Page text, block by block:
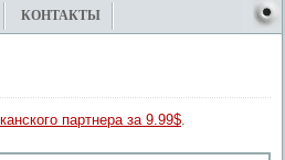
КОНТАКТЫ
партнера за 9.99$.